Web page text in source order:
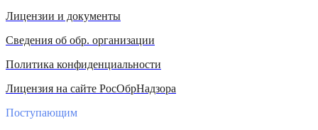
Лицензии и документы
Сведения об обр. организации
Политика конфиденциальности
Лицензия на сайте РосОбрНадзора
Поступающим